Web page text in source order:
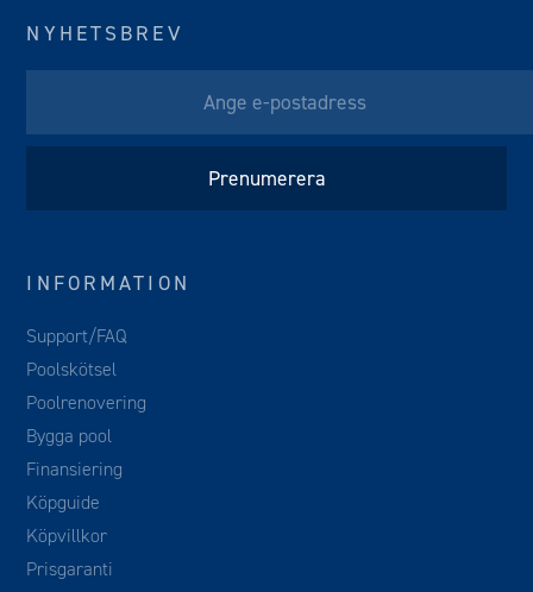
NYHETSBREV
INFORMATION
Support/FAQ
Poolskötsel
Poolrenovering
Bygga pool
Finansiering
Köpguide
Köpvillkor
Prisgaranti